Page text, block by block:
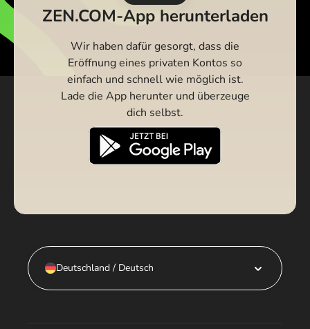
ZEN.COM-App herunterladen
Wir haben dafür gesorgt, dass die
Eröffnung eines privaten Kontos so
einfach und schnell wie möglich ist.
Lade die App herunter und überzeuge
dich selbst.
Deutschland / Deutsch